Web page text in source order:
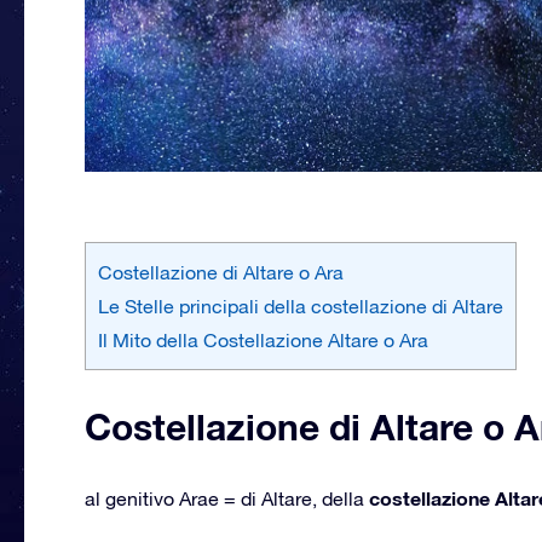
Costellazione di Altare o Ara
Le Stelle principali della costellazione di Altare
Il Mito della Costellazione Altare o Ara
Costellazione di Altare o
al genitivo Arae = di Altare, della costellazione